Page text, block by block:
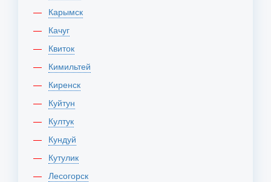
Карымск
Качуг
Квиток
Кимильтей
Киренск
Куйтун
Култук
Кундуй
Кутулик
Лесогорск